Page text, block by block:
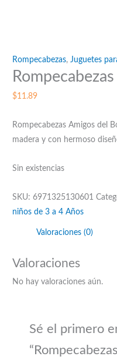
Rompecabezas,Juguetes
$11.89
Rompecabezas Amigos del
madera y con hermoso
Sin existencias
SKU:6971325130601
niños de 3 a 4 Años
Valoraciones (0)
Valoraciones
No hay valoraciones aún.
Sé el primero